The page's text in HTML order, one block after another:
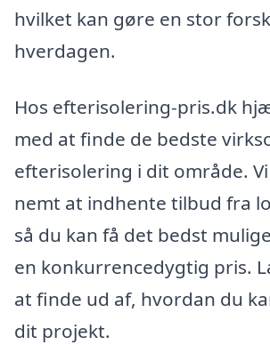
hvilket kan gøre en stor
hverdagen.
Hos efterisolering-pris.dk
med at finde de bedste
efterisolering i dit område.
nemt at indhente tilbud fra
så du kan få det bedst
en konkurrencedygtig pris.
at finde ud af, hvordan du
dit projekt.